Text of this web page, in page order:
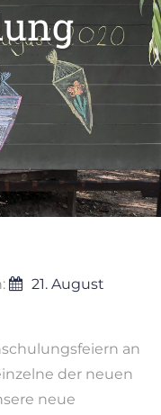
21. August
an
der neuen
neue